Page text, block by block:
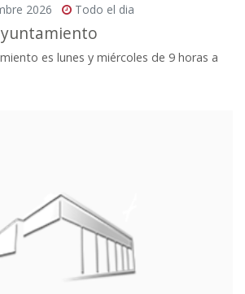
2026 Todo el dia
es lunes y miércoles de 9 horas a